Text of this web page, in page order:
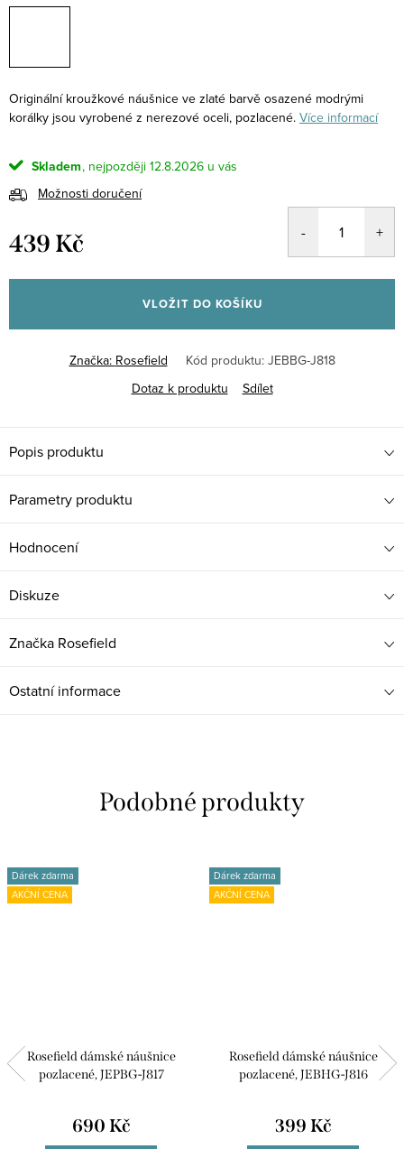
Originální kroužkové náušnice ve zlaté barvě osazené modrými
korálky jsou vyrobené z nerezové oceli, pozlacené. Více informací
Skladem
12.8.2026
Možnosti doručení
439 Kč
cena:
VLOŽIT DO KOŠÍKU
Značka: Rosefield Kód produktu: JEBBG-J818
Dotaz k produktu
Sdílet
Popis produktu
Parametry produktu
Hodnocení
Diskuze
Značka Rosefield
Ostatní informace
Dárek zdarma
AKČNÍ CENA
Rosefield dámské náušnice
pozlacené, JEPBG-J817
690 Kč
Dárek zdarma
AKČNÍ CENA
Rosefield dámské náušnice
pozlacené, JEBHG-J816
399 Kč